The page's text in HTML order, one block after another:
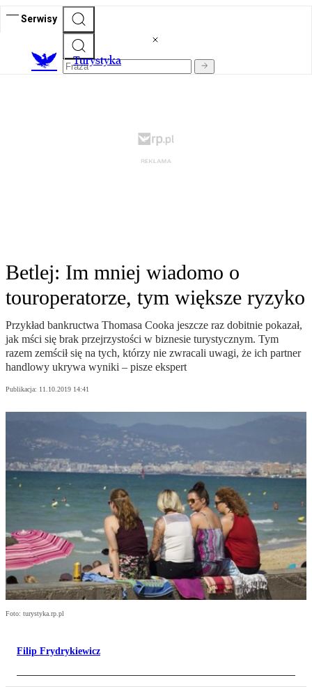
Serwisy
Turystyka
Betlej: Im mniej wiadomo o
touroperatorze, tym większe ryzyko
Przykład bankructwa Thomasa Cooka jeszcze raz dobitnie pokazał,
jak mści się brak przejrzystości w biznesie turystycznym. Tym
razem zemścił się na tych, którzy nie zwracali uwagi, że ich partner
handlowy ukrywa wyniki – pisze ekspert
Publikacja: 11.10.2019 14:41
Foto: turystyka.rp.pl
Filip Frydrykiewicz